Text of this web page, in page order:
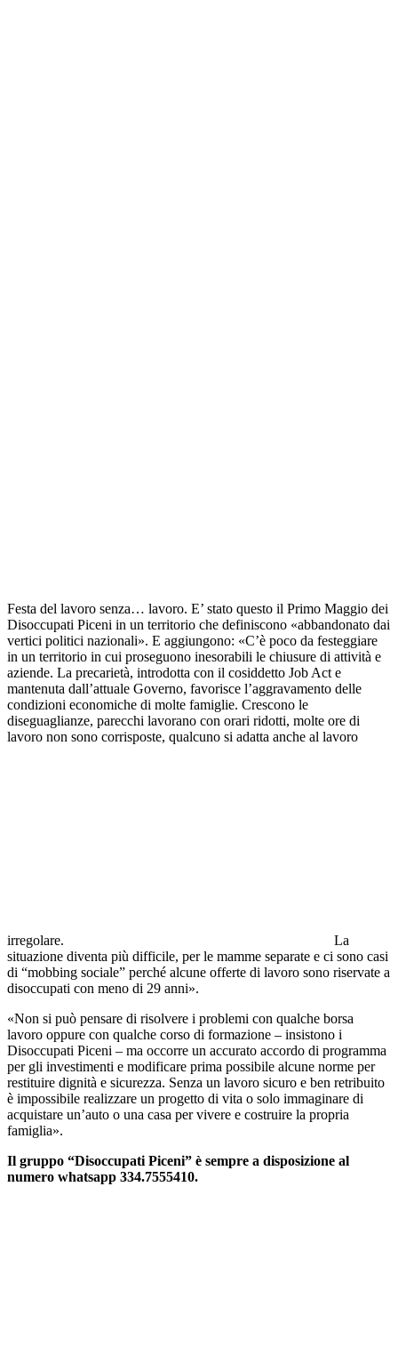
Festa del lavoro senza… lavoro. E’ stato questo il Primo Maggio dei
Disoccupati Piceni in un territorio che definiscono «abbandonato dai
vertici politici nazionali». E aggiungono: «C’è poco da festeggiare
in un territorio in cui proseguono inesorabili le chiusure di attività e
aziende. La precarietà, introdotta con il cosiddetto Job Act e
mantenuta dall’attuale Governo, favorisce l’aggravamento delle
condizioni economiche di molte famiglie. Crescono le
diseguaglianze, parecchi lavorano con orari ridotti, molte ore di
lavoro non sono corrisposte, qualcuno si adatta anche al lavoro
irregolare.
La
situazione diventa più difficile, per le mamme separate e ci sono casi
di “mobbing sociale” perché alcune offerte di lavoro sono riservate a
disoccupati con meno di 29 anni».
«Non si può pensare di risolvere i problemi con qualche borsa
lavoro oppure con qualche corso di formazione – insistono i
Disoccupati Piceni – ma occorre un accurato accordo di programma
per gli investimenti e modificare prima possibile alcune norme per
restituire dignità e sicurezza. Senza un lavoro sicuro e ben retribuito
è impossibile realizzare un progetto di vita o solo immaginare di
acquistare un’auto o una casa per vivere e costruire la propria
famiglia».
Il gruppo “Disoccupati Piceni” è sempre a disposizione al
numero whatsapp 334.7555410.